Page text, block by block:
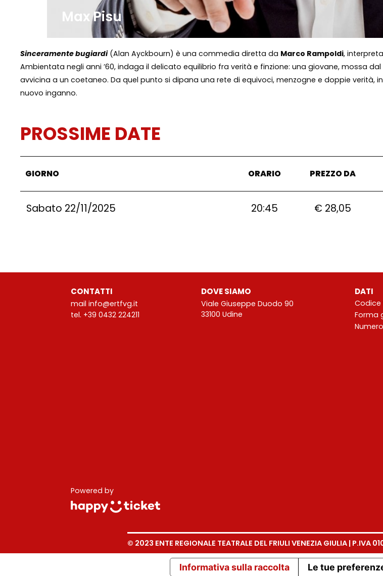
Max Pisu
Sinceramente bugiardi(Alan Ayckbourn) è una commedia diretta da Marco Rampoldi,
Ambientata negli anni ’60, indaga il delicato equilibrio fra verità e finzione: una giovane, mossa
avvicina a un coetaneo. Da quel punto si dipana una rete di equivoci, menzogne e doppie verità,
nuovo inganno.
PROSSIME DATE
GIORNO ORARIO PREZZO DA
Sabato 22/11/2025 20:45 € 28,05
CONTATTI
mail info@ertfvg.it
tel. +39 0432 224211
DOVE SIAMO
Viale Giuseppe Duodo 90
33100 Udine
DATI
Codice
Forma
Numero
Powered by
© 2023 ENTE REGIONALE TEATRALE DEL FRIULI VENEZIA GIULIA | P.IVA
Informativa sulla raccolta Le tue